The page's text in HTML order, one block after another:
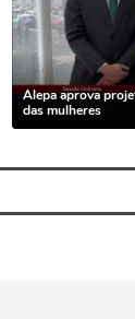
Alepa aprova
das mulheres